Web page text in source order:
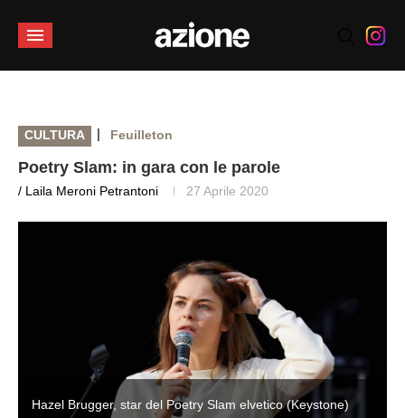
CULTURA | Feuilleton
Poetry Slam: in gara con le parole
/ Laila Meroni Petrantoni 27 Aprile 2020
Hazel Brugger, star del Poetry Slam elvetico (Keystone)